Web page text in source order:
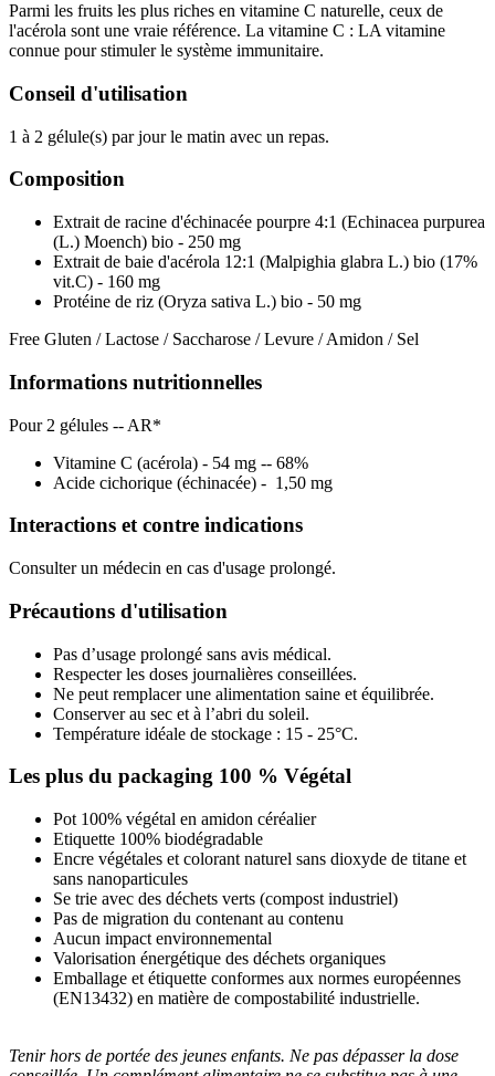
Parmi les fruits les plus riches en vitamine C naturelle, ceux de
l'acérola sont une vraie référence. La vitamine C : LA vitamine
connue pour stimuler le système immunitaire.
Conseil d'utilisation
1 à 2 gélule(s) par jour le matin avec un repas.
Composition
Extrait de racine d'échinacée pourpre 4:1 (Echinacea purpurea
(L.) Moench) bio - 250 mg
Extrait de baie d'acérola 12:1 (Malpighia glabra L.) bio (17%
vit.C) - 160 mg
Protéine de riz (Oryza sativa L.) bio - 50 mg
Free Gluten / Lactose / Saccharose / Levure / Amidon / Sel
Informations nutritionnelles
Pour 2 gélules -- AR*
Vitamine C (acérola) - 54 mg -- 68%
Acide cichorique (échinacée) - 1,50 mg
Interactions et contre indications
Consulter un médecin en cas d'usage prolongé.
Précautions d'utilisation
Pas d’usage prolongé sans avis médical.
Respecter les doses journalières conseillées.
Ne peut remplacer une alimentation saine et équilibrée.
Conserver au sec et à l’abri du soleil.
Température idéale de stockage : 15 - 25°C.
Les plus du packaging 100 % Végétal
Pot 100% végétal en amidon céréalier
Etiquette 100% biodégradable
Encre végétales et colorant naturel sans dioxyde de titane et
sans nanoparticules
Se trie avec des déchets verts (compost industriel)
Pas de migration du contenant au contenu
Aucun impact environnemental
Valorisation énergétique des déchets organiques
Emballage et étiquette conformes aux normes européennes
(EN13432) en matière de compostabilité industrielle.
Tenir hors de portée des jeunes enfants. Ne pas dépasser la dose